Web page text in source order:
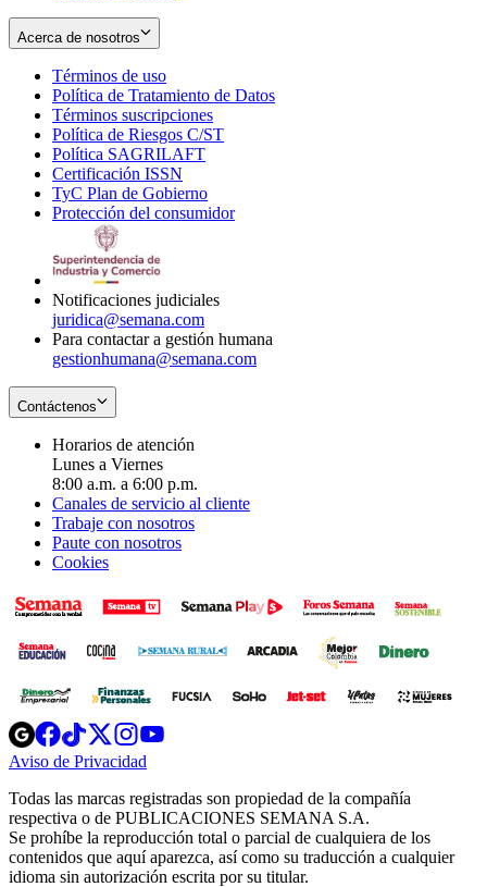
Acerca de nosotros
Términos de uso
in
new
window
Política de Tratamiento de Datos
Términos suscripciones
in
Política de Riesgos C/ST
Política SAGRILAFT
new
window
Certificación ISSN
in
new
TyC Plan de Gobierno
in
Protección del consumidorOpens
Notificaciones judiciales
juridica@semana.com
Para contactar a gestión humana
gestionhumana@semana.com
Contáctenos
Horarios de atención
Lunes a Viernes
8:00 a.m. a 6:00 p.m.
Canales de servicio al cliente
Trabaje con nosotros
Paute con nosotros
Cookies
Opens
in
new
Opens
in
new
Opens
in
new
window
Opens
new
windowwindow
Aviso de Privacidad
new
window
Todas las marcas registradas son propiedad de la compañía
respectiva o de PUBLICACIONES SEMANA S.A.
Se prohíbe la reproducción total o parcial de cualquiera de los
contenidos que aquí aparezca, así como su traducción a cualquier
idioma sin autorización escrita por su titular.